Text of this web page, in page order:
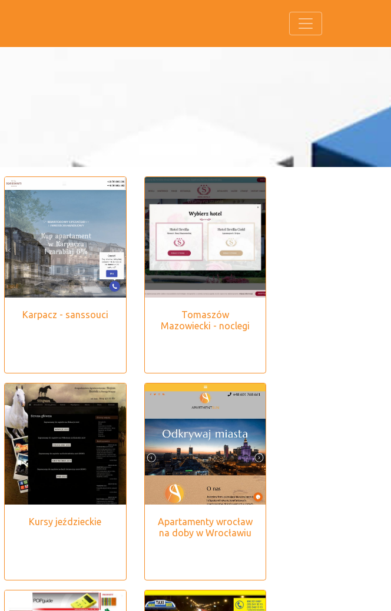
Karpacz - sanssouci
Tomaszów
Mazowiecki - noclegi
Kursy jeździeckie
Apartamenty wrocław
na doby w Wrocławiu